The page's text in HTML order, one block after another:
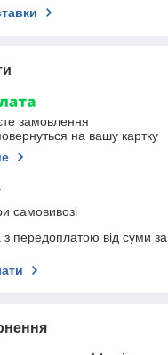
замовлення
на вашу картку
самовивозі
з передоплатою від суми